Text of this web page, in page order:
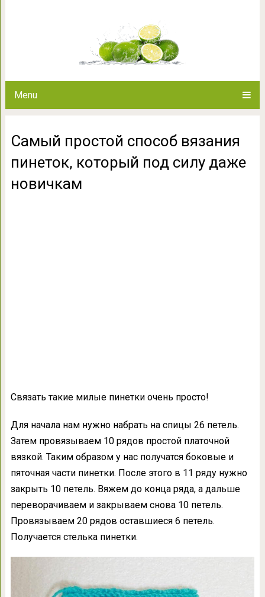
Menu
Самый простой способ вязания
пинеток, который под силу даже
новичкам
Связать такие милые пинетки очень просто!
Для начала нам нужно набрать на спицы 26 петель.
Затем провязываем 10 рядов простой платочной
вязкой. Таким образом у нас получатся боковые и
пяточная части пинетки. После этого в 11 ряду нужно
закрыть 10 петель. Вяжем до конца ряда, а дальше
переворачиваем и закрываем снова 10 петель.
Провязываем 20 рядов оставшиеся 6 петель.
Получается стелька пинетки.